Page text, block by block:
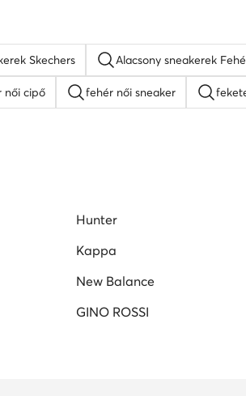
Skechers Alacsony sneakerek
női cipő fehér női sneaker
Hunter
Kappa
New Balance
GINO ROSSI